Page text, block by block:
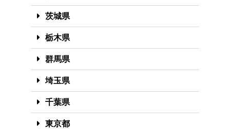
茨城県
栃木県
群馬県
埼玉県
千葉県
東京都